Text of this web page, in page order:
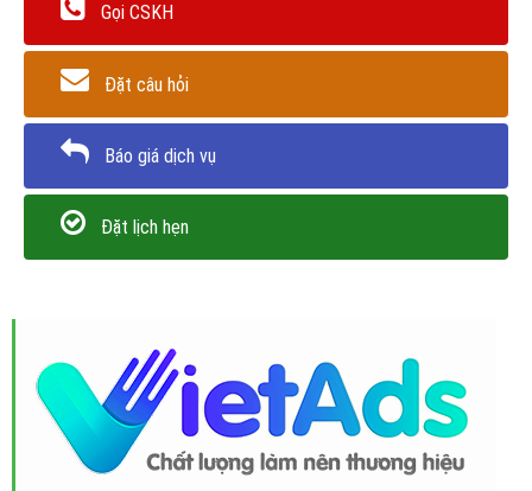
Gọi CSKH
Đặt câu hỏi
Báo giá dịch vụ
Đặt lịch hẹn